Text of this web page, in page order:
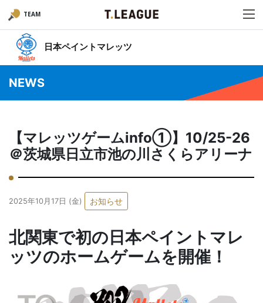
TEAM
日本ペイントマレッツ
NEWS
【マレッツゲームinfo①】10/25-26
＠茨城県日立市池の川さくらアリーナ
2025年10月17日 (金) お知らせ
北関東で初の日本ペイントマレ
ッツのホームゲームを開催！